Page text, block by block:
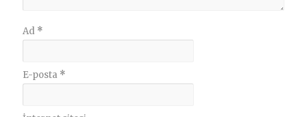
Ad *
E-posta *